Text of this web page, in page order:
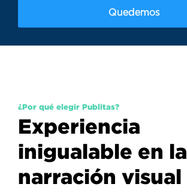
Quedemos
¿Por qué elegir Publitas?
Experiencia
inigualable en la
narración visual